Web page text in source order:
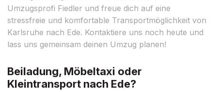
Umzugsprofi Fiedler und freue dich auf eine
stressfreie und komfortable Transportmöglichkeit von
Karlsruhe nach Ede. Kontaktiere uns noch heute und
lass uns gemeinsam deinen Umzug planen!
Beiladung, Möbeltaxi oder
Kleintransport nach Ede?